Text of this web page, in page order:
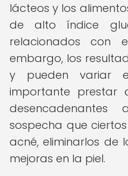
lácteos y los
de alto índice
relacionados con
embargo, los
y pueden variar
importante prestar
sospecha que
acné, eliminarlos de
mejoras en la piel.